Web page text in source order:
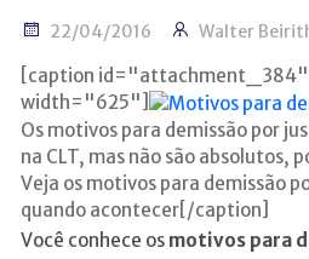
22/04/2016 Walter
[caption
width="625"]
Os motivos para demissão por
na CLT, mas não são absolutos,
Veja os motivos para demissão
quando acontecer[/caption]
Você conhece os motivos para